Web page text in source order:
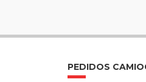
PEDIDOS